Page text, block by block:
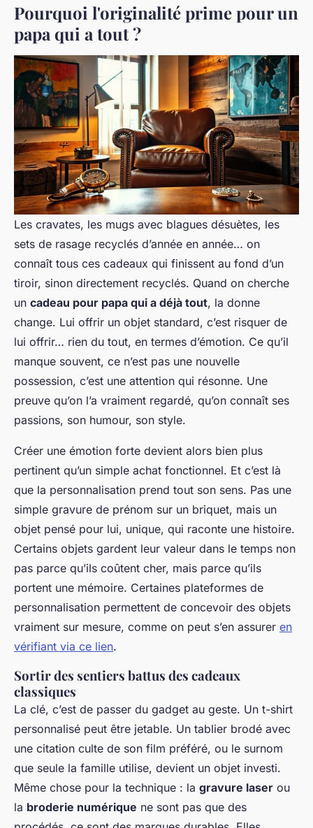
Pourquoi l'originalité prime pour un
papa qui a tout ?
Les cravates, les mugs avec blagues désuètes, les
sets de rasage recyclés d’année en année… on
connaît tous ces cadeaux qui finissent au fond d’un
tiroir, sinon directement recyclés. Quand on cherche
un cadeau pour papa qui a déjà tout, la donne
change. Lui offrir un objet standard, c’est risquer de
lui offrir… rien du tout, en termes d’émotion. Ce qu’il
manque souvent, ce n’est pas une nouvelle
possession, c’est une attention qui résonne. Une
preuve qu’on l’a vraiment regardé, qu’on connaît ses
passions, son humour, son style.
Créer une émotion forte devient alors bien plus
pertinent qu’un simple achat fonctionnel. Et c’est là
que la personnalisation prend tout son sens. Pas une
simple gravure de prénom sur un briquet, mais un
objet pensé pour lui, unique, qui raconte une histoire.
Certains objets gardent leur valeur dans le temps non
pas parce qu’ils coûtent cher, mais parce qu’ils
portent une mémoire. Certaines plateformes de
personnalisation permettent de concevoir des objets
vraiment sur mesure, comme on peut s’en assurer en
vérifiant via ce lien.
Sortir des sentiers battus des cadeaux
classiques
La clé, c’est de passer du gadget au geste. Un t-shirt
personnalisé peut être jetable. Un tablier brodé avec
une citation culte de son film préféré, ou le surnom
que seule la famille utilise, devient un objet investi.
Même chose pour la technique : la gravure laser ou
la broderie numérique ne sont pas que des